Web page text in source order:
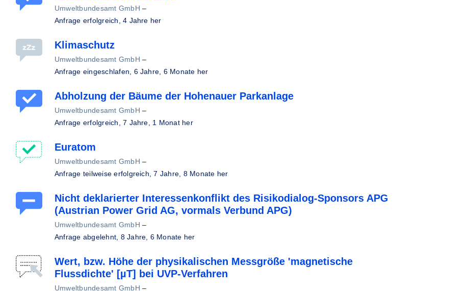
Umweltbundesamt GmbH –
Anfrage erfolgreich,4 Jahre her
Klimaschutz
Umweltbundesamt GmbH –
Anfrage eingeschlafen, 6 Jahre, 6 Monate her
Abholzung der Bäume der Hohenauer Parkanlage
Umweltbundesamt GmbH –
Anfrage erfolgreich,7 Jahre, 1 Monat her
Euratom
Umweltbundesamt GmbH –
Anfrage teilweise erfolgreich,7 Jahre, 8 Monate her
Nicht deklarierter Interessenkonflikt des Risikodialog-Sponsors APG
(Austrian Power Grid AG, vormals Verbund APG)
Umweltbundesamt GmbH –
Anfrage abgelehnt, 8 Jahre, 6 Monate her
Wert, bzw. Höhe der physikalischen Messgröße 'magnetische
Flussdichte' [µT] bei UVP-Verfahren
Umweltbundesamt GmbH –